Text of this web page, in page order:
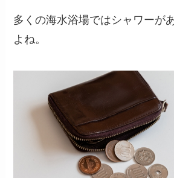
多くの海水浴場ではシャワーが
よね。